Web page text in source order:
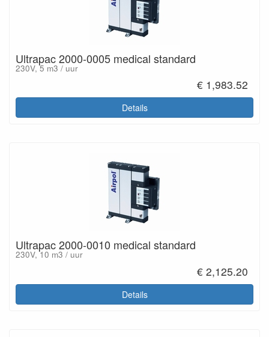
Ultrapac 2000-0005 medical standard
230V, 5 m3 / uur
€ 1,983.52
Details
Ultrapac 2000-0010 medical standard
230V, 10 m3 / uur
€ 2,125.20
Details